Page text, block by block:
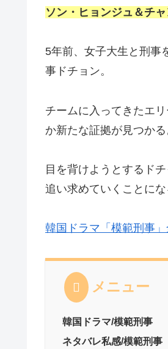
ソン・ヒョンジュ＆チ
5年前、女子大生と刑事
事ドチョン。
チームに入ってきたエ
か新たな証拠が見つかる
目を背けようとするド
追い求めていくことにな
韓国ドラマ「模範刑事
メニュー
韓国ドラマ/模範刑事
ネタバレ私感/模範刑事